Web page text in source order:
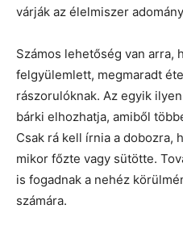
várják az élelmiszer
Számos lehetőség van arra,
felgyülemlett, megmaradt
rászorulóknak. Az egyik
bárki elhozhatja, amiből
Csak rá kell írnia a dobozra,
mikor főzte vagy sütötte.
is fogadnak a nehéz
számára.